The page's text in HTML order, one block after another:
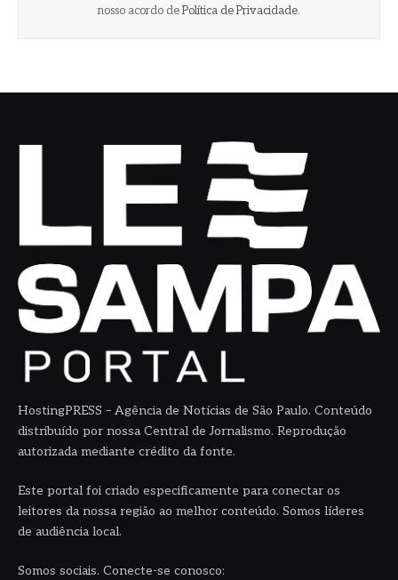
nosso acordo de Política de Privacidade.
HostingPRESS – Agência de Notícias de São Paulo. Conteúdo
distribuído por nossa Central de Jornalismo. Reprodução
autorizada mediante crédito da fonte.
Este portal foi criado especificamente para conectar os
leitores da nossa região ao melhor conteúdo. Somos líderes
de audiência local.
Somos sociais. Conecte-se conosco: